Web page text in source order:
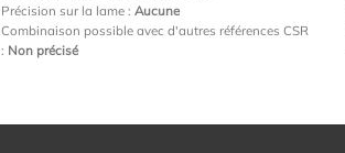
Précision sur la lame :Aucune
Combinaison possible avec d'autres références CSR
: Non précisé